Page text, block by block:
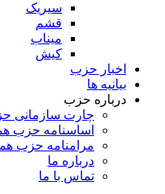
سیریک
قشم
میناب
کیش
اخبار حزب
بیانیه ها
درباره حزب
چارت سازمانی
اساسنامه حزب
مرامنامه حزب
درباره ما
تماس با ما